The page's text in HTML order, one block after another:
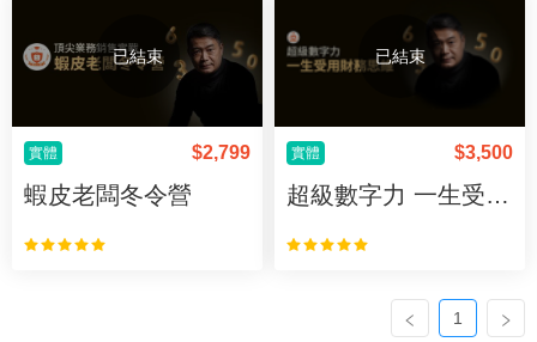
已結束
實體 $2,799
蝦皮老闆冬令營
已結束
實體 $3,500
超級數字力 一生受用財務思維
1